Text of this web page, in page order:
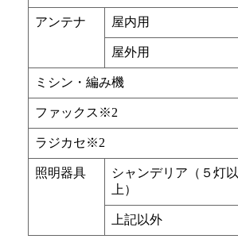
アンテナ 屋内用
屋外用
ミシン・編み機
ファックス※2
ラジカセ※2
照明器具
シャンデリア（５灯以
上）
上記以外